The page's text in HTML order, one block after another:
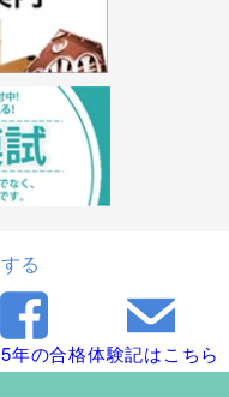
る
年の合格体験記はこちら